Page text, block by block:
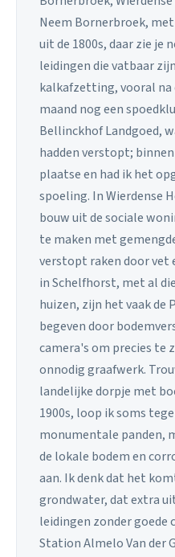
Neem Bornerbroek,
uit de 1800s, daar zie je
leidingen die vatbaar
kalkafzetting, vooral na
maand nog een
Bellinckhof Landgoed,
hadden verstopt;
plaatse en had ik het
spoeling. In Wierdense
bouw uit de sociale
te maken met
verstopt raken door vet
in Schelfhorst, met al
huizen, zijn het vaak de
begeven door
camera's om precies te
onnodig graafwerk.
landelijke dorpje met
1900s, loop ik soms
monumentale panden,
de lokale bodem en
aan. Ik denk dat het
grondwater, dat extra
leidingen zonder goede
Station Almelo Van der